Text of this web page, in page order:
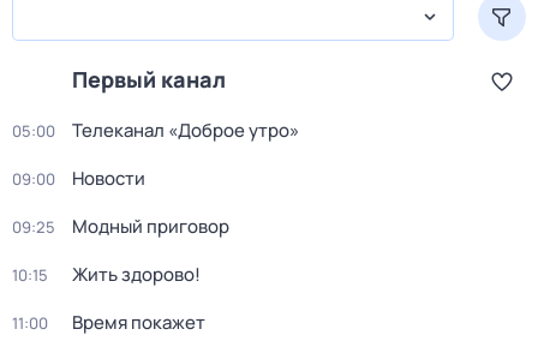
Первый канал
05:00 Телеканал «Доброе утро»
09:00 Новости
09:25 Модный приговор
10:15 Жить здорово!
11:00 Время покажет